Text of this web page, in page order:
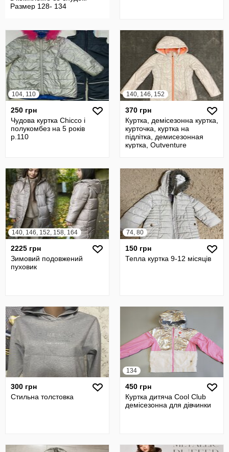
Размер 128- 134
104, 110
250 грн
Чудова куртка Chicco і
полукомбез на 5 років
р.110
140, 146, 152
370 грн
Куртка, демісезонна куртка,
курточка, куртка на
підлітка, демисезонная
куртка, Outventure
140, 146, 152, 158, 164
2225 грн
Зимовий подовжений
пуховик
74, 80
150 грн
Тепла куртка 9-12 місяців
300 грн
Стильна толстовка
134
450 грн
Куртка дитяча Cool Club
демісезонна для дівчинки